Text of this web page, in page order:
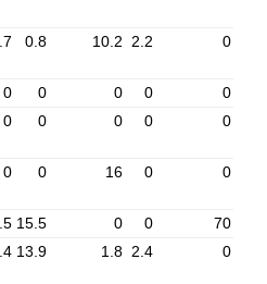
0.8 10.2 2.2 0
0 0 0 0
0
0 0 0 0 0
0 0 16 0 0
15.5 0 0
70
13.9 1.8 2.4 0